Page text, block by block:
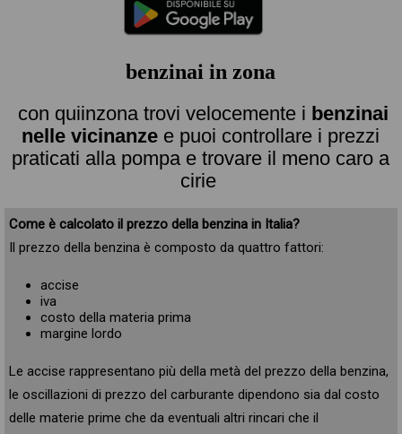
benzinai in zona
con quiinzona trovi velocemente i benzinai
nelle vicinanze e puoi controllare i prezzi
praticati alla pompa e trovare il meno caro a
cirie
Come è calcolato il prezzo della benzina in Italia?
Il prezzo della benzina è composto da quattro fattori:
accise
iva
costo della materia prima
margine lordo
Le accise rappresentano più della metà del prezzo della benzina,
le oscillazioni di prezzo del carburante dipendono sia dal costo
delle materie prime che da eventuali altri rincari che il